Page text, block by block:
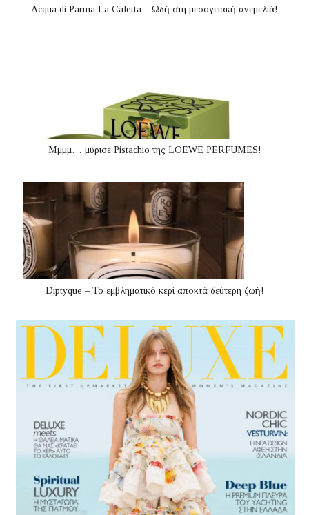
Acqua di Parma La Caletta – Ωδή στη μεσογειακή ανεμελιά!
Μμμμ… μύρισε Pistachio της LOEWE PERFUMES!
Diptyque – Το εμβληματικό κερί αποκτά δεύτερη ζωή!